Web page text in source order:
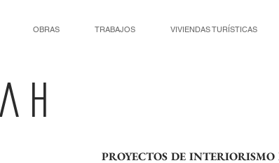
OBRAS TRABAJOS VIVIENDAS TURÍSTICAS
AH
PROYECTOS DE